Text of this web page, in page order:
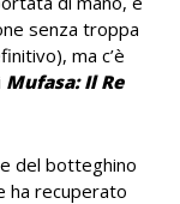
senza troppa
ma c’è
Mufasa: Il Re
del botteghino
ha recuperato